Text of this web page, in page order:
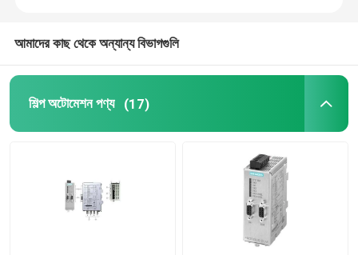
SMPS সুইচ মোড পাওয়ার সাপ্লাই
দিন রেল এনার্জি মিটার
শিল্প প্লাগ এবং সকেট
আমাদের কাছ থেকে অন্যান্য বিভাগগুলি
শিল্প অটোমেশন পণ্য (17)